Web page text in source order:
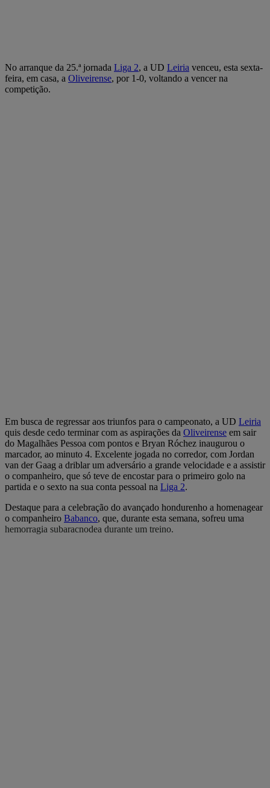
No arranque da 25.ª jornada Liga 2, a UD Leiria venceu, esta sexta-
feira, em casa, a Oliveirense, por 1-0, voltando a vencer na
competição.
Em busca de regressar aos triunfos para o campeonato, a UD Leiria
quis desde cedo terminar com as aspirações da Oliveirense em sair
do Magalhães Pessoa com pontos e Bryan Róchez inaugurou o
marcador, ao minuto 4. Excelente jogada no corredor, com Jordan
van der Gaag a driblar um adversário a grande velocidade e a assistir
o companheiro, que só teve de encostar para o primeiro golo na
partida e o sexto na sua conta pessoal na Liga 2.
Destaque para a celebração do avançado hondurenho a homenagear
o companheiro Babanco, que, durante esta semana, sofreu uma
hemorragia subaracnodea durante um treino.